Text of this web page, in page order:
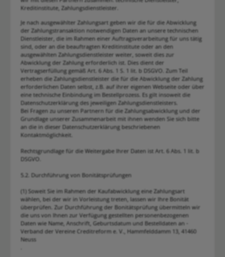
Kreditinstitute, Zahlungsdienstleister.
Je nach ausgewählter Zahlungsart geben wir die für die Abwicklung
der Zahlungstransaktion notwendigen Daten an unsere technischen
Dienstleister, die im Rahmen einer Auftragsverarbeitung für uns tätig
sind, oder an die beauftragten Kreditinstitute oder an den
ausgewählten Zahlungsdienstleister weiter, soweit dies zur
Abwicklung der Zahlung erforderlich ist. Dies dient der
Vertragserfüllung gemäß Art. 6 Abs. 1 S. 1 lit. b DSGVO. Zum Teil
erheben die Zahlungsdienstleister die für die Abwicklung der Zahlung
erforderlichen Daten selbst, z.B. auf ihrer eigenen Webseite oder über
eine technische Einbindung im Bestellprozess. Es gilt insoweit die
Datenschutzerklärung des jeweiligen Zahlungsdienstleisters.
Bei Fragen zu unseren Partnern für die Zahlungsabwicklung und der
Grundlage unserer Zusammenarbeit mit ihnen wenden Sie sich bitte
an die in dieser Datenschutzerklärung beschriebenen
Kontaktmöglichkeit.
Rechtsgrundlage für die Weitergabe Ihrer Daten ist Art. 6 Abs. 1 lit. b
DSGVO.
5.2. Durchführung von Bonitätsprüfungen
(1) Soweit Sie im Rahmen der Kaufabwicklung eine Zahlungsart
wählen, bei der wir in Vorleistung treten, lassen wir Ihre Bonität
überprüfen. Zur Durchführung der Bonitätsprüfung übermitteln wir
die uns von Ihnen zur Verfügung gestellten personenbezogenen
Daten wie Name, Anschrift, Geburtsdatum und Bestelldaten an -
Verband der Vereine Creditreform e. V., Hammfelddamm 13, 41460
Neuss